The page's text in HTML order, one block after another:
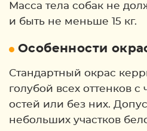
Масса тела собак не
и быть не меньше 15 кг.
Особенности
Стандартный окрас
голубой всех оттенков
остей или без них.
небольших участков